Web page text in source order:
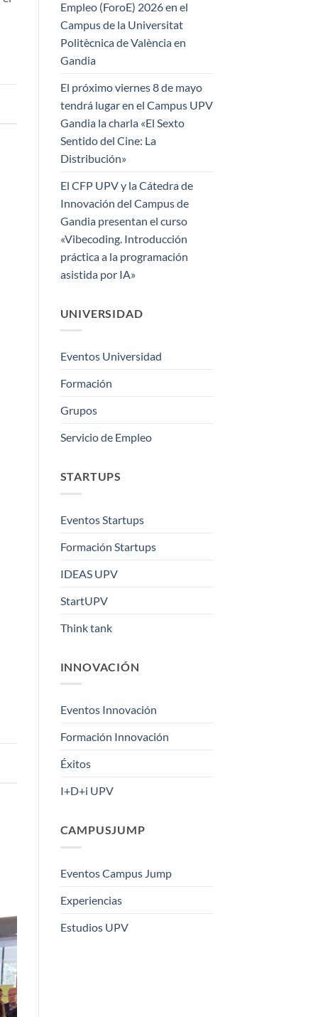
Empleo (ForoE) 2026 en el
Campus de la Universitat
Politècnica de València en
Gandia
El próximo viernes 8 de mayo
tendrá lugar en el Campus UPV
Gandia la charla «El Sexto
Sentido del Cine: La
Distribución»
El CFP UPV y la Cátedra de
Innovación del Campus de
Gandia presentan el curso
«Vibecoding. Introducción
práctica a la programación
asistida por IA»
UNIVERSIDAD
Eventos Universidad
Formación
Grupos
Servicio de Empleo
STARTUPS
Eventos Startups
Formación Startups
IDEAS UPV
StartUPV
Think tank
INNOVACIÓN
Eventos Innovación
Formación Innovación
Éxitos
I+D+i UPV
CAMPUSJUMP
Eventos Campus Jump
Experiencias
Estudios UPV